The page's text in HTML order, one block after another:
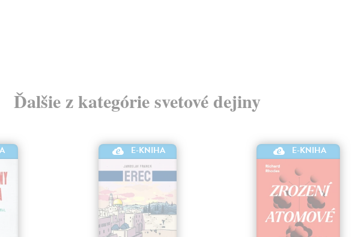
Ďalšie z kategórie svetové dejiny
E-KNIHA E-KNIHA